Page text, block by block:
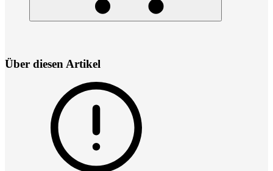
Über diesen Artikel